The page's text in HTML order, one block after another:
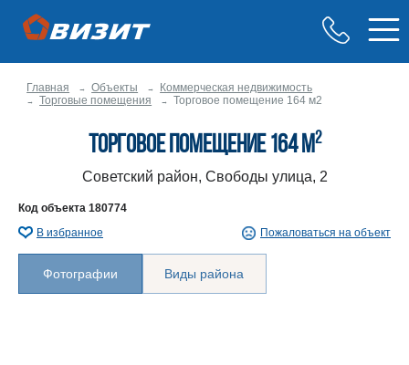
Главная Объекты
Коммерческая недвижимость
Торговые помещения
Торговое помещение 164 м2
Торговое помещение 164 м2
Советский район, Свободы улица, 2
Код объекта 180774
В избранное
Пожаловаться на объект
Фотографии Виды района